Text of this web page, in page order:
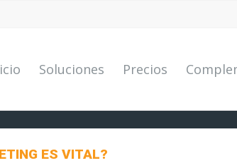
Soluciones Precios
ES VITAL?